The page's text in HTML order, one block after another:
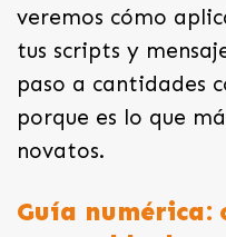
veremos cómo
tus scripts y
paso a cantidades
porque es lo que
novatos.
Guía numérica: